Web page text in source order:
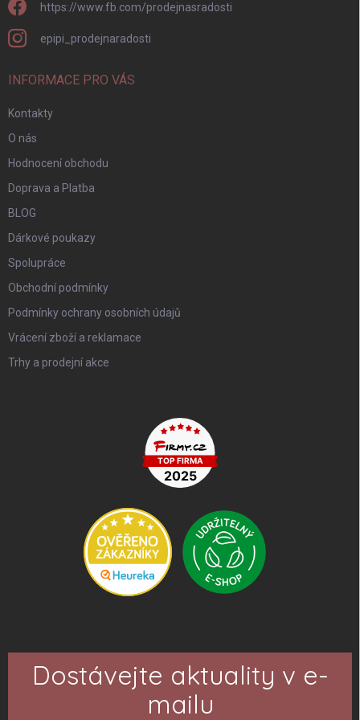
https://www.fb.com/prodejnasradosti
epipi_prodejnaradosti
INFORMACE PRO VÁS
Kontakty
O nás
Hodnocení obchodu
Doprava a Platba
BLOG
Dárkové poukazy
Spolupráce
Obchodní podmínky
Podmínky ochrany osobních údajů
Vrácení zboží a reklamace
Trhy a prodejní akce
Dostávejte aktuality v e-
mailu